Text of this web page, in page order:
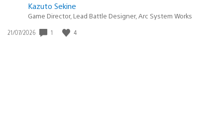
Kazuto Sekine
Game Director, Lead Battle Designer, Arc System Works
Fecha
21/07/2026 1 4